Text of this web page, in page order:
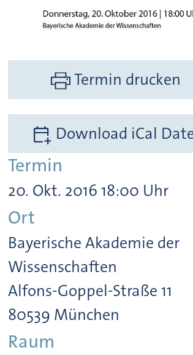
Termin drucken
Download iCal
Termin
20. Okt. 2016 18:00 Uhr
Ort
Bayerische Akademie der
Wissenschaften
Alfons-Goppel-Straße 11
80539 München
Raum